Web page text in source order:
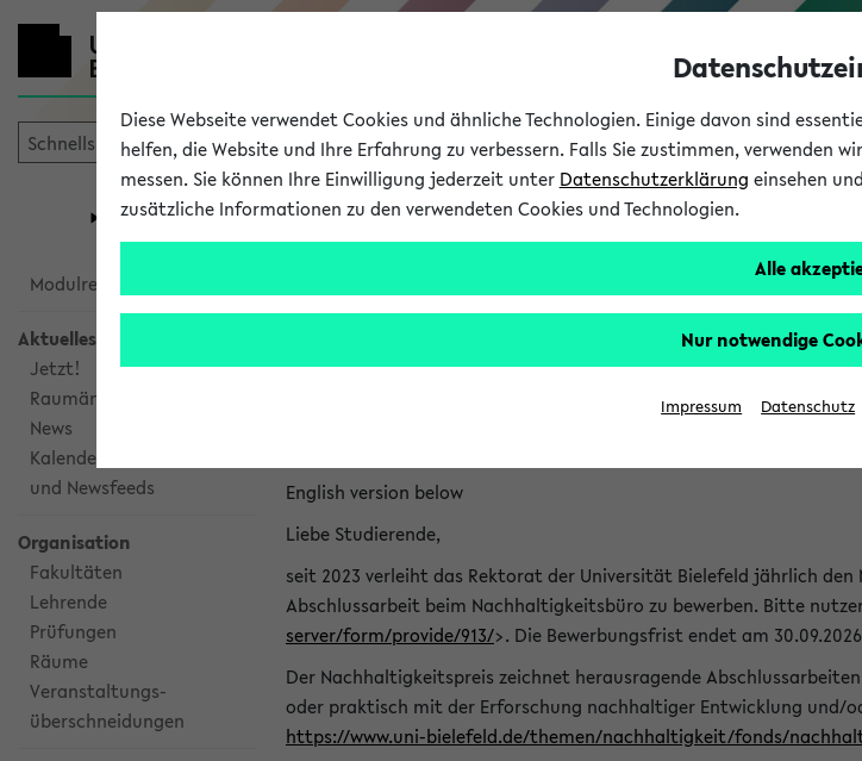
Universität Forschung Studium
eKVV
Modulrecherche
Aktuelles
Jetzt!
Raumänderungen
News
Kalenderintegration
und Newsfeeds
Organisation
Fakultäten
Lehrende
Prüfungen
Räume
Veranstaltungs-
überschneidungen
eKVV News
Nachhaltigkeitspreis 2026:
English version below
Liebe Studierende,
seit 2023 verleiht das Rektorat der Universität Bielefeld jährlich
Abschlussarbeit beim Nachhaltigkeitsbüro zu bewerben. Bitte
server/form/provide/913/>. Die Bewerbungsfrist endet am
Der Nachhaltigkeitspreis zeichnet herausragende
oder praktisch mit der Erforschung nachhaltiger Entwicklung und/
https://www.uni-bielefeld.de/themen/nachhaltigkeit/fonds/
Diese Webseite verwendet Cookies und ähnliche Technologien. Einige davon sind
helfen, die Website und Ihre Erfahrung zu verbessern. Falls Sie zustimmen,
messen. Sie können Ihre Einwilligung jederzeit unter Datenschutzerklärung einsehen
zusätzliche Informationen zu den verwendeten Cookies und Technologien.
Alle
Nur notwendige
Impressum Datenschutz